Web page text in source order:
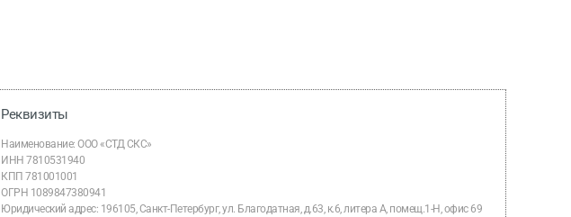
Реквизиты
Наименование: ООО «СТД СКС»
ИНН 7810531940
КПП 781001001
ОГРН 1089847380941
Юридический адрес: 196105,Санкт-Петербург,ул. Благодатная, д.63, к.6, литера А, помещ.1-Н, офис 69